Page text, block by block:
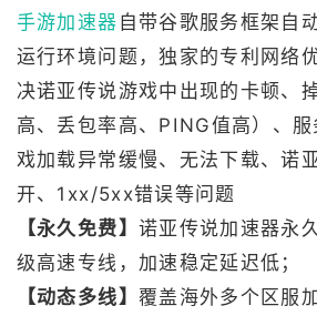
手游加速器 自带谷歌服务框架自
运行环境问题，独家的专利网络
决诺亚传说游戏中出现的卡顿、
高、丢包率高、PING值高）、
戏加载异常缓慢、无法下载、诺
开、1xx/5xx错误等问题
【永久免费】 诺亚传说加速器永
级高速专线，加速稳定延迟低；
【动态多线】 覆盖海外多个区服